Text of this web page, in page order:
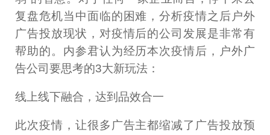
复盘危机当中面临的困难，分析疫情之后户外
广告投放现状，对疫情后的公司发展是非常有
帮助的。内参君认为经历本次疫情后，户外广
告公司要思考的3大新玩法：
线上线下融合，达到品效合一
此次疫情，让很多广告主都缩减了广告投放预